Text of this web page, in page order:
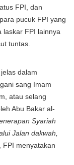
FPI, dan
pucuk FPI yang
laskar FPI lainnya
tuntas.
dalam
sang Imam
atau selang
Abu Bakar al-
Syariah
Jalan dakwah,
, FPI menyatakan